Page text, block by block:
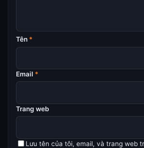
Tên *
Email *
Trang web
Lưu tên của tôi, email, và trang web